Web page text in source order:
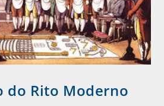
do Rito Moderno